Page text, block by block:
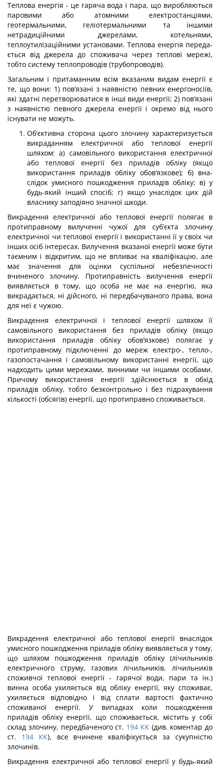
Теплова енергія - це гаряча вода і пара, що виробляються
паровими або атомними електростанціями,
геотермальними, геліотермальними та іншими
нетрадиційними джерелами, котельнями,
теплоутилізаційними установами. Теплова енергія переда­
ється від джерела до споживача через теплові мережі,
тобто систему теплопроводів (трубопроводів).
Загальним і притаманним всім вказаним видам енергії є
те, що вони: 1) пов’язані з наявністю певних енергоносіїв,
які здатні перетворюватися в інші види енергії; 2) пов’язані
з наявністю певного джерела енергії і окремо від нього
існувати не можуть.
Об’єктивна сторона цього злочину характеризується
викраданням електричної або теплової енергії
шляхом: а) самовільного використання електричної
або теплової енергії без приладів обліку (якщо
використання приладів обліку обов’язкове); б) вна­
слідок умисного пошкодження приладів обліку; в) у
будь-який інший спосіб; г) якщо унаслідок цих дій
власнику заподіяно значної шкоди.
Викрадення електричної або теплової енергії полягає в
протиправному вилученні чужої для суб’єкта злочину
електричної чи теплової енергії і використанні її у своїх чи
інших осіб інтересах. Вилучення вказаної енергії може бути
таємним і відкритим, що не впливає на кваліфікацію, але
має значення для оцінки суспільної небезпечності
вчинено­го злочину. Протиправність вилучення енергії
виявляється в тому, що особа не має на енергію, яка
викрадається, ні дійсного, ні передбачуваного права, вона
для неї є чужою.
Викрадення електричної і теплової енергії шляхом її
самовільного використання без приладів обліку (якщо
використання приладів обліку обов’язкове) полягає у
проти­правному підключенні до мереж електро-, тепло-,
газопостачання і самовільному використанні енергії, що
надходить цими мережами, винними чи іншими особами.
Причому використання енергії здійснюється в обхід
приладів обліку, тобто безконтр­ольно і без підрахування
кількості (обсягів) енергії, що протиправно споживається.
Викрадення електричної або теплової енергії внаслідок
умисного пошкодження приладів обліку виявляється у тому,
що шляхом пошкодження приладів обліку (лічиль­ників
електричного струму, газових лічильників, лічильників
споживчої теплової енергії - гарячої води, пари та ін.)
винна особа ухиляється від обліку енергії, яку спо­живає,
ухиляється відповідно і від сплати вартості фактично
споживаної енергії. У випадках коли пошкодження
приладів обліку енергії, що споживається, містить у собі
склад злочину, передбаченого ст. 194 КК(див. коментар до
ст. 194 КК), все вчинене кваліфікується за сукупністю
злочинів.
Викрадення електричної або теплової енергії у будь-який